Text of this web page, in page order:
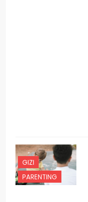
GIZI
PARENTING